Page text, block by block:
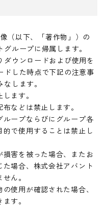
（以下、「著作物」）の
ループに帰属します。
ウンロードおよび使用を
ドした時点で下記の注意事
します。
ます。
などは禁止します。
ープならびにグループ各
で使用することは禁止し
害を被った場合、またお
場合、株式会社アバント
ん。
使用が確認された場合、
す。